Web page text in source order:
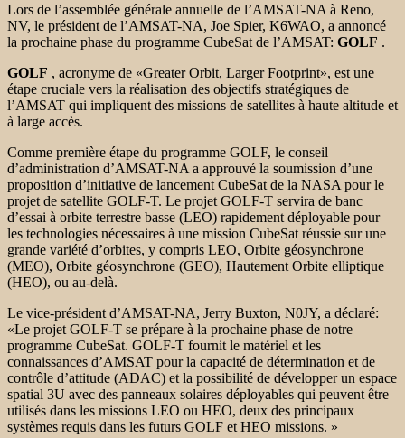
Lors de l’assemblée générale annuelle de l’AMSAT-NA à Reno,
NV, le président de l’AMSAT-NA, Joe Spier, K6WAO, a annoncé
la prochaine phase du programme CubeSat de l’AMSAT: GOLF .
GOLF , acronyme de «Greater Orbit, Larger Footprint», est une
étape cruciale vers la réalisation des objectifs stratégiques de
l’AMSAT qui impliquent des missions de satellites à haute altitude et
à large accès.
Comme première étape du programme GOLF, le conseil
d’administration d’AMSAT-NA a approuvé la soumission d’une
proposition d’initiative de lancement CubeSat de la NASA pour le
projet de satellite GOLF-T. Le projet GOLF-T servira de banc
d’essai à orbite terrestre basse (LEO) rapidement déployable pour
les technologies nécessaires à une mission CubeSat réussie sur une
grande variété d’orbites, y compris LEO, Orbite géosynchrone
(MEO), Orbite géosynchrone (GEO), Hautement Orbite elliptique
(HEO), ou au-delà.
Le vice-président d’AMSAT-NA, Jerry Buxton, N0JY, a déclaré:
«Le projet GOLF-T se prépare à la prochaine phase de notre
programme CubeSat. GOLF-T fournit le matériel et les
connaissances d’AMSAT pour la capacité de détermination et de
contrôle d’attitude (ADAC) et la possibilité de développer un espace
spatial 3U avec des panneaux solaires déployables qui peuvent être
utilisés dans les missions LEO ou HEO, deux des principaux
systèmes requis dans les futurs GOLF et HEO missions. »